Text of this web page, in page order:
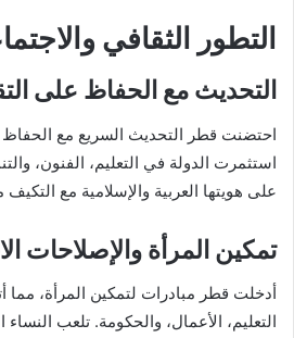
التطور الثقافي
التحديث مع الحفاظ على
احتضنت قطر التحديث السريع مع الحفاظ
استثمرت الدولة في التعليم، الفنون،
على هويتها العربية والإسلامية مع التكيف
تمكين المرأة والإصلاحات
أدخلت قطر مبادرات لتمكين المرأة، مما
التعليم، الأعمال، والحكومة. تلعب النساء